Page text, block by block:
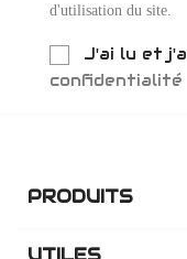
d'utilisation du site.
J'ai lu et
confidentialité
PRODUITS